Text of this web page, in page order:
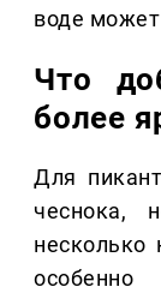
воде
Что
более
Для
чеснока,
несколько